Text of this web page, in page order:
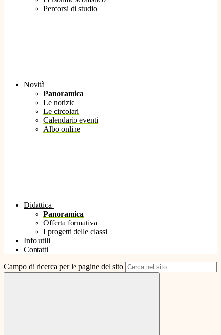
Percorsi di studio
Novità
Panoramica
Le notizie
Le circolari
Calendario eventi
Albo online
Didattica
Panoramica
Offerta formativa
I progetti delle classi
Info utili
Contatti
Campo di ricerca per le pagine del sito